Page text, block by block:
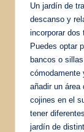
Un jardín de
descanso y
incorporar dos
Puedes optar
bancos o
cómodamente
añadir un
cojines en el
tener
jardín de